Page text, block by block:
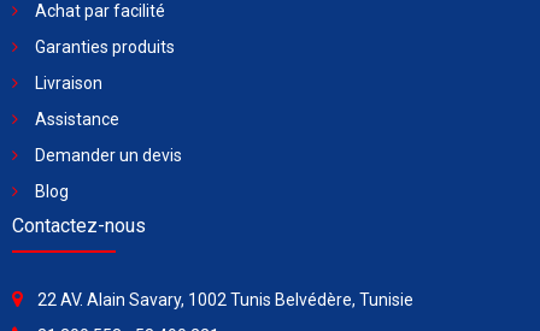
Achat par facilité
Garanties produits
Livraison
Assistance
Demander un devis
Blog
Contactez-nous
22 AV. Alain Savary, 1002 Tunis Belvédère, Tunisie